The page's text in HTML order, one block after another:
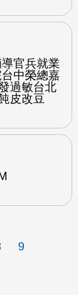
官兵就業
中榮總嘉
過敏台北
皮改豆
9